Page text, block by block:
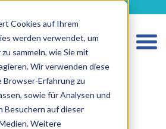
Cookies auf Ihrem
werden verwendet, um
sammeln, wie Sie mit
Wir verwenden diese
Erfahrung zu
sowie für Analysen und
Besuchern auf dieser
Weitere